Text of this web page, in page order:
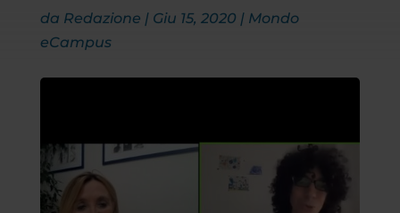
da Redazione | Giu 15, 2020 | Mondo
eCampus